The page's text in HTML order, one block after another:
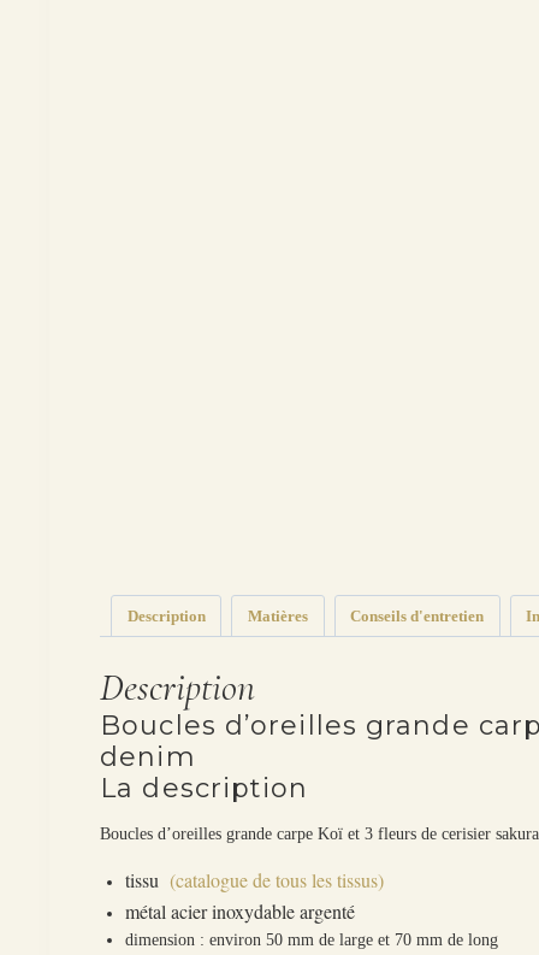
Description Matières Conseils d'entretien
Description
Boucles d’oreilles grande
denim
La description
Boucles d’oreilles grande carpe Koï et 3 fleurs de cerisier
tissu (catalogue de tous les tissus)
métal acier inoxydable argenté
dimension : environ 50 mm de large et 70 mm de long